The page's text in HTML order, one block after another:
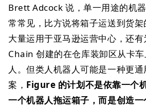
Brett Adcock 说，单一用途的机
常常见，比方说将箱子运送到货
大量运用于亚马逊运营中心，还
Chain 创建的在仓库装卸区从卡
人。但类人机器人可能是一种更
案， Figure 的计划不是依靠一个
一个机器人拖运箱子，而是创造